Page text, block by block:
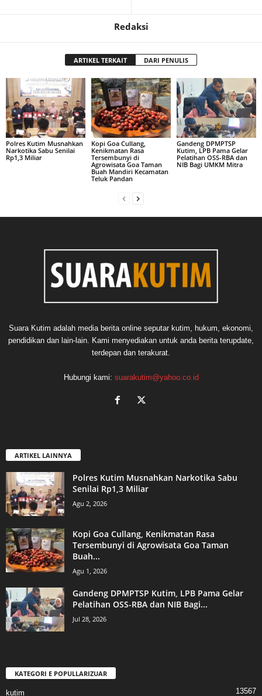
Redaksi
ARTIKEL TERKAIT DARI PENULIS
Polres Kutim Musnahkan
Narkotika Sabu Senilai
Rp1,3 Miliar
Kopi Goa Cullang,
Kenikmatan Rasa
Tersembunyi di
Agrowisata Goa Taman
Buah Mandiri Kecamatan
Teluk Pandan
Gandeng DPMPTSP
Kutim, LPB Pama Gelar
Pelatihan OSS-RBA dan
NIB Bagi UMKM Mitra
Suara Kutim adalah media berita online seputar kutim, hukum, ekonomi,
pendidikan dan lain-lain. Kami menyediakan untuk anda berita terupdate,
terdepan dan terakurat.
Hubungi kami: suarakutim@yahoo.co.id
ARTIKEL LAINNYA
Polres Kutim Musnahkan Narkotika Sabu
Senilai Rp1,3 Miliar
Agu 2, 2026
Kopi Goa Cullang, Kenikmatan Rasa
Tersembunyi di Agrowisata Goa Taman
Buah...
Agu 1, 2026
Gandeng DPMPTSP Kutim, LPB Pama Gelar
Pelatihan OSS-RBA dan NIB Bagi...
Jul 28, 2026
KATEGORI E POPULLARIZUAR
kutim 13567